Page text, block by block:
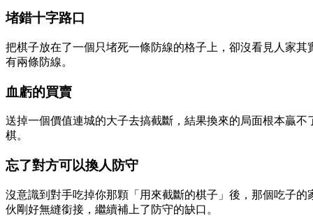
堵錯十字路口
把棋子放在了一個只堵死一條防線的格子上，卻沒看見人家其
有兩條防線。
血虧的買賣
送掉一個價值連城的大子去搞截斷，結果換來的局面根本贏不
棋。
忘了對方可以換人防守
沒意識到對手吃掉你那顆「用來截斷的棋子」後，那個吃子的
伙剛好無縫銜接，繼續補上了防守的缺口。